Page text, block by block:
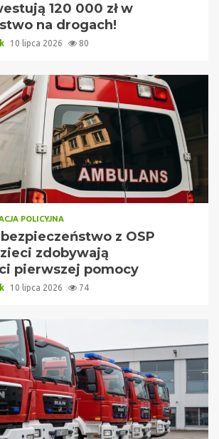
120 000 zł w
na drogach!
10 lipca 2026 80
POLICYJNA
z OSP
zdobywają
pierwszej pomocy
10 lipca 2026 74